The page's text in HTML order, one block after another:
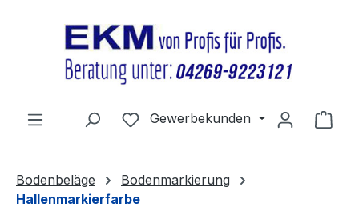
Du hast 0 Produkte auf dem
Gewerbekunden
Bodenbeläge
Bodenmarkierung
Hallenmarkierfarbe